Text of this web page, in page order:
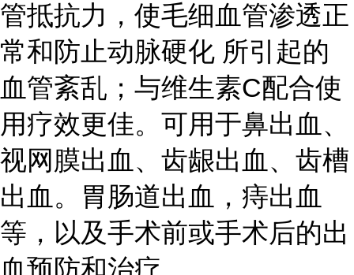
管抵抗力，使毛细血管渗透正
常和防止动脉硬化 所引起的
血管紊乱；与维生素C配合使
用疗效更佳。可用于鼻出血、
视网膜出血、齿龈出血、齿槽
出血。胃肠道出血，痔出血
等，以及手术前或手术后的出
血预防和治疗。